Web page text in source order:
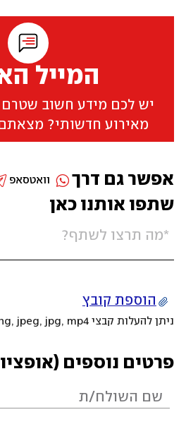
המייל
יש לכם מידע חשוב שטרם
מאירוע חדשותי?
שתפו אותנו כאן
הוספת קובץ
ניתן להעלות קבצי mov, png, jpeg, jpg, mp4 עד 200MB
פרטים נוספים
אפשר גם דרך וואטסאפ